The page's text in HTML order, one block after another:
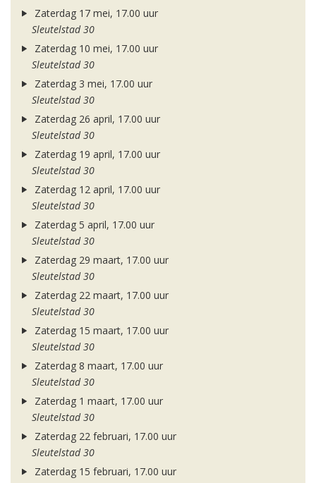
Zaterdag 17 mei, 17.00 uur
Sleutelstad 30
Zaterdag 10 mei, 17.00 uur
Sleutelstad 30
Zaterdag 3 mei, 17.00 uur
Sleutelstad 30
Zaterdag 26 april, 17.00 uur
Sleutelstad 30
Zaterdag 19 april, 17.00 uur
Sleutelstad 30
Zaterdag 12 april, 17.00 uur
Sleutelstad 30
Zaterdag 5 april, 17.00 uur
Sleutelstad 30
Zaterdag 29 maart, 17.00 uur
Sleutelstad 30
Zaterdag 22 maart, 17.00 uur
Sleutelstad 30
Zaterdag 15 maart, 17.00 uur
Sleutelstad 30
Zaterdag 8 maart, 17.00 uur
Sleutelstad 30
Zaterdag 1 maart, 17.00 uur
Sleutelstad 30
Zaterdag 22 februari, 17.00 uur
Sleutelstad 30
Zaterdag 15 februari, 17.00 uur